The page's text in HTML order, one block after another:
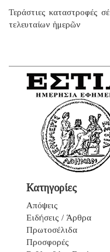
Τεράστιες καταστροφές
τελευταίων ἡμερῶν
Κατηγορίες
Απόψεις
Ειδήσεις / Άρθρα
Πρωτοσέλιδα
Προσφορές